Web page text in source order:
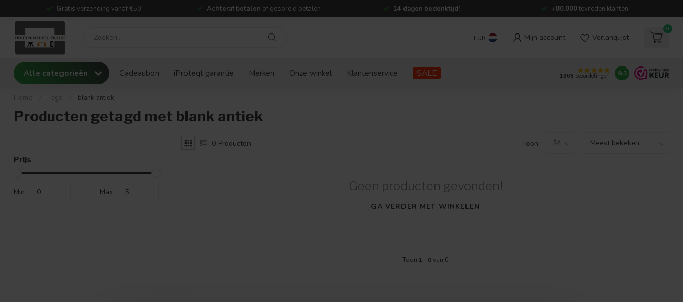
Gratis verzending vanaf €50,- Achteraf betalen of gespreid betalen 14 dagen bedenktijd! +80.000tevreden klanten
EUR Mijn account Verlanglijst
0
Alle categorieën Cadeaubon iProteqt garantie Merken Onze winkel Klantenservice SALE 1808 beoordelingen 9.3
Home Tags blank antiek
Producten getagd met blank antiek
Prijs
Min Max
0 Producten Toon:
Geen producten gevonden!
GA VERDER MET WINKELEN
Toon 1 - 0van 0